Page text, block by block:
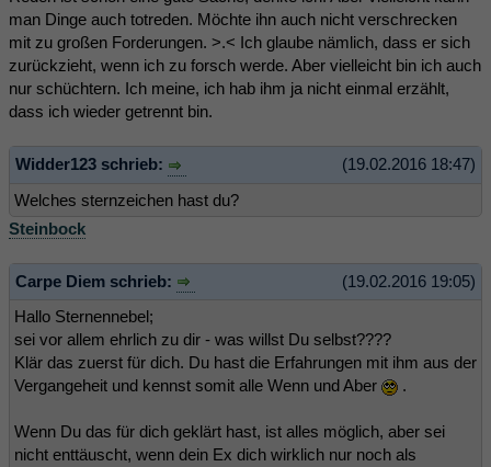
man Dinge auch totreden. Möchte ihn auch nicht verschrecken
mit zu großen Forderungen. >.< Ich glaube nämlich, dass er sich
zurückzieht, wenn ich zu forsch werde. Aber vielleicht bin ich auch
nur schüchtern. Ich meine, ich hab ihm ja nicht einmal erzählt,
dass ich wieder getrennt bin.
(19.02.2016 18:47)
Widder123 schrieb:
Welches sternzeichen hast du?
Steinbock
(19.02.2016 19:05)
Carpe Diem schrieb:
Hallo Sternennebel;
sei vor allem ehrlich zu dir - was willst Du selbst????
Klär das zuerst für dich. Du hast die Erfahrungen mit ihm aus der
Vergangeheit und kennst somit alle Wenn und Aber
.
Wenn Du das für dich geklärt hast, ist alles möglich, aber sei
nicht enttäuscht, wenn dein Ex dich wirklich nur noch als